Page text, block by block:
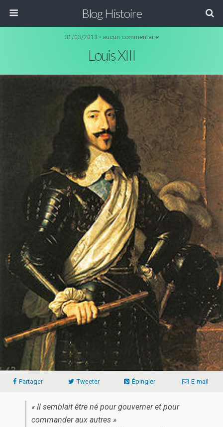
Blog Histoire
31/03/2013 • aucun commentaire
Louis XIII
Partager Tweeter Épingler E-mail
« Il semblait être né pour gouverner et pour
commander aux autres »